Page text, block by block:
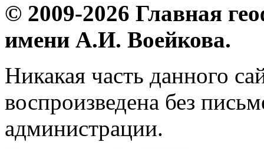
© 2009-2026 Главная
имени А.И. Воейкова.
Никакая часть данного
воспроизведена без
администрации.